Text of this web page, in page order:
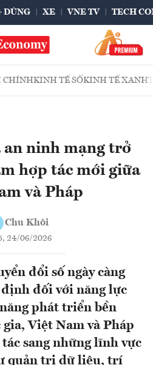
DÙNG XE VNE TV TECH
CHÍNHKINH TẾ SỐKINH TẾ XANH
ninh mạng trở
hợp tác mới giữa
và Pháp
Chu Khôi
24/06/2026
đổi số ngày càng
đối với năng lực
phát triển bền
Việt Nam và Pháp
sang những lĩnh vực
quản trị dữ liệu, trí